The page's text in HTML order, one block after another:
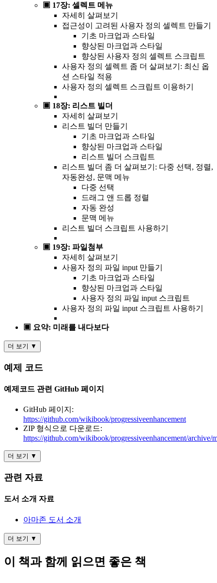
▣ 17장: 셀렉트 메뉴
자세히 살펴보기
접근성이 고려된 사용자 정의 셀렉트 만들기
기초 마크업과 스타일
향상된 마크업과 스타일
향상된 사용자 정의 셀렉트 스크립트
사용자 정의 셀렉트 좀 더 살펴보기: 최신 옵
션 스타일 적용
사용자 정의 셀렉트 스크립트 이용하기
▣ 18장: 리스트 빌더
자세히 살펴보기
리스트 빌더 만들기
기초 마크업과 스타일
향상된 마크업과 스타일
리스트 빌더 스크립트
리스트 빌더 좀 더 살펴보기: 다중 선택, 정렬,
자동완성, 문맥 메뉴
다중 선택
드래그 앤 드롭 정렬
자동 완성
문맥 메뉴
리스트 빌더 스크립트 사용하기
▣ 19장: 파일첨부
자세히 살펴보기
사용자 정의 파일 input 만들기
기초 마크업과 스타일
향상된 마크업과 스타일
사용자 정의 파일 input 스크립트
사용자 정의 파일 input 스크립트 사용하기
▣ 요약: 미래를 내다보다
더 보기 ▼
예제 코드
예제코드 관련 GitHub 페이지
GitHub 페이지:
https://github.com/wikibook/progressiveenhancement
ZIP 형식으로 다운로드:
https://github.com/wikibook/progressiveenhancement/archive/
더 보기 ▼
관련 자료
도서 소개 자료
아마존 도서 소개
더 보기 ▼
이 책과 함께 읽으면 좋은 책